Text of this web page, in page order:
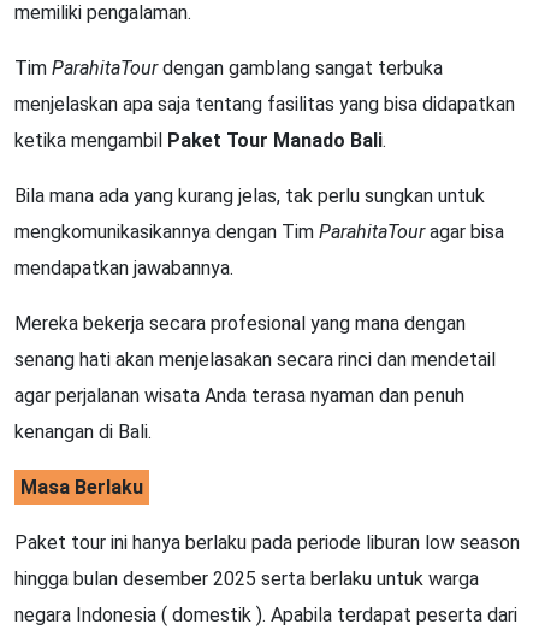
memiliki pengalaman.
Tim ParahitaTourdengan gamblang sangat terbuka
menjelaskan apa saja tentang fasilitas yang bisa didapatkan
ketika mengambil Paket Tour Manado Bali.
Bila mana ada yang kurang jelas, tak perlu sungkan untuk
mengkomunikasikannya dengan Tim ParahitaTouragar bisa
mendapatkan jawabannya.
Mereka bekerja secara profesional yang mana dengan
senang hati akan menjelasakan secara rinci dan mendetail
agar perjalanan wisata Anda terasa nyaman dan penuh
kenangan di Bali.
Masa Berlaku
Paket tour ini hanya berlaku pada periode liburan low season
hingga bulan desember 2025 serta berlaku untuk warga
negara Indonesia ( domestik ). Apabila terdapat peserta dari